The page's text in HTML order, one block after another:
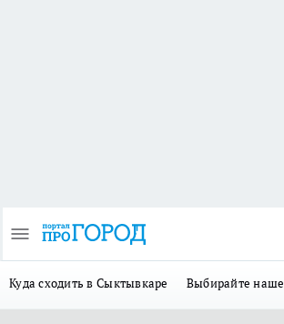
Куда сходить в Сыктывкаре Выбирайте наше